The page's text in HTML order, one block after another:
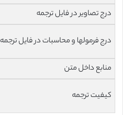
درج تصاویر در فایل ترجمه
درج فرمولها و محاسبات در فایل ترجمه
منابع داخل متن
کیفیت ترجمه